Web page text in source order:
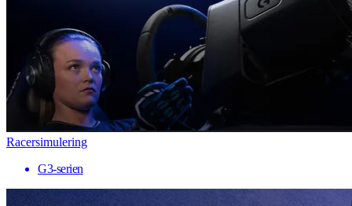
Racersimulering
G3-serien